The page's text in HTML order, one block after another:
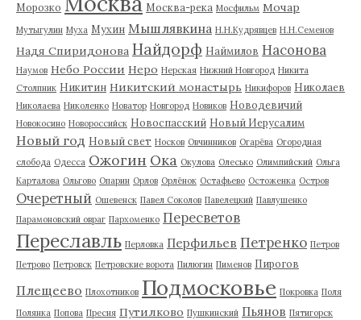
Морозко Москва-река Мосфильм Мочар
Мутыгулин Муха Мухин Мышлявкина Н.Н.Кудрявцев Н.Н.Семенов
Надя Спиридонова Найдорф Наймилов Насонова
Наумов Небо России Неро Нерская Нижний Новгород Никита
Столпник Никитин Никитский монастырь Никифоров Николаев
Николаева Николенко Новатор Новгород Новиков Новодевичий
Новокосино Новороссийск Новоспасский Новый Иерусалим
Новый год Новый свет Носков Овчинников Огарёва Огородная
слобода Одесса Ожогин Ока Окулова Олесько Олимпийский Ольга
Карталова Ольгово Опарин Орлов Орлёнок Остафьево Остоженка Остров
Очеретный Ошевенск Павел Соколов Павелецкий Павлушенко
Парамоновский овраг Пархоменко Пересветов
Переславль Перловка Перфильев Петренко Петров
Петрово Петровск Петровские ворота Пилюгин Пименов Пирогов
Плещеево Плохотников Подмосковье Покровка Поля
Полянка Попова Пресня Путилково Пушкинский Пьянов Пятигорск